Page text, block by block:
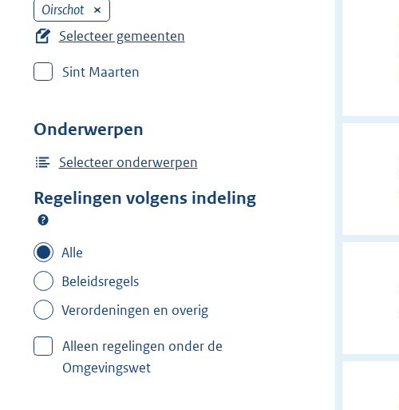
Oirschot
e
w
d
e
f
e
r
O
i
Selecteer gemeenten
Sint Maarten
Onderwerpen
Selecteer onderwerpen
Regelingen volgens indeling
Alle
Beleidsregels
Verordeningen en overig
Alleen regelingen onder de
Omgevingswet